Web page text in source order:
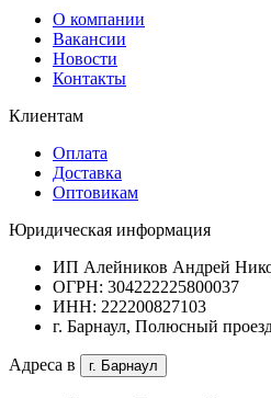
О компании
Вакансии
Новости
Контакты
Клиентам
Оплата
Доставка
Оптовикам
Юридическая информация
ИП Алейников Андрей
ОГРН: 304222225800037
ИНН: 222200827103
г. Барнаул, Полюсный
Адреса в г. Барнаул